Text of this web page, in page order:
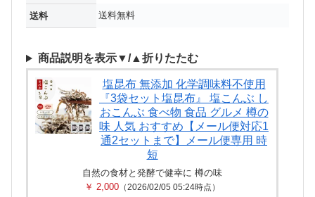
送料 送料無料
商品説明を表示▼/▲折りたたむ
塩昆布 無添加 化学調味料不使用
『3袋セット塩昆布』 塩こんぶ し
おこんぶ 食べ物 食品 グルメ 樽の
味 人気 おすすめ【メール便対応1
通2セットまで】メール便専用 時
短
自然の食材と発酵で健幸に 樽の味
￥ 2,000 （2026/02/05 05:24時点）